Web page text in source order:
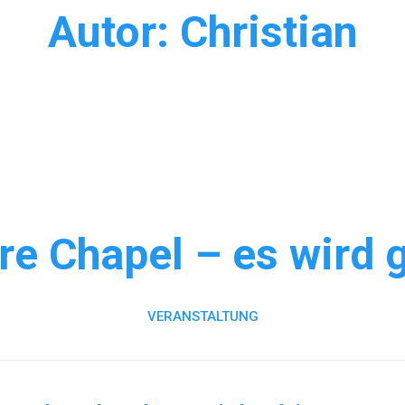
Autor: Christian
Chapel – es wird
VERANSTALTUNG